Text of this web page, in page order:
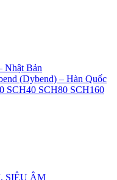
Nhật Bản
(Dybend) – Hàn Quốc
SCH40 SCH80 SCH160
SIÊU ÂM